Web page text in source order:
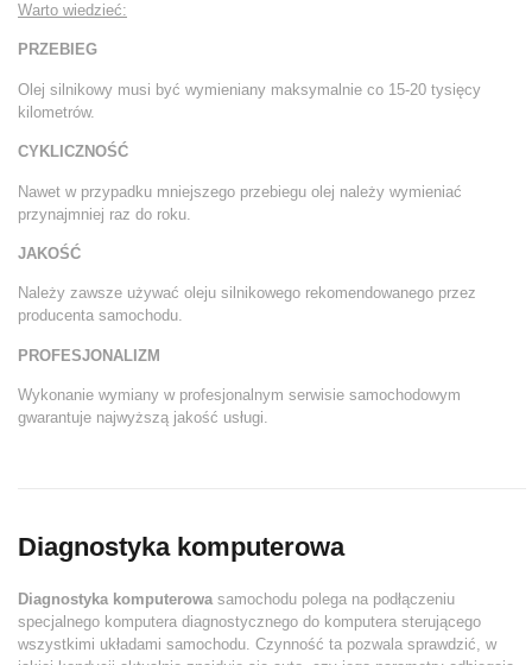
Warto wiedzieć:
PRZEBIEG
Olej silnikowy musi być wymieniany maksymalnie co 15-20 tysięcy
kilometrów.
CYKLICZNOŚĆ
Nawet w przypadku mniejszego przebiegu olej należy wymieniać
przynajmniej raz do roku.
JAKOŚĆ
Należy zawsze używać oleju silnikowego rekomendowanego przez
producenta samochodu.
PROFESJONALIZM
Wykonanie wymiany w profesjonalnym serwisie samochodowym
gwarantuje najwyższą jakość usługi.
Diagnostyka komputerowa
Diagnostyka komputerowa samochodu polega na podłączeniu
specjalnego komputera diagnostycznego do komputera sterującego
wszystkimi układami samochodu. Czynność ta pozwala sprawdzić, w